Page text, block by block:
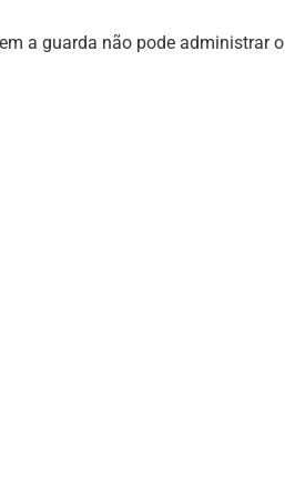
a guarda não pode administrar o